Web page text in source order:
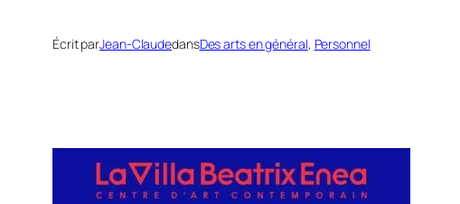
Écrit parJean-ClaudedansDes arts en général, Personnel